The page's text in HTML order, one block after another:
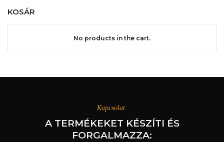
KOSÁR
No products in the cart.
Kapcsolat:
A TERMÉKEKET KÉSZÍTI ÉS
FORGALMAZZA: